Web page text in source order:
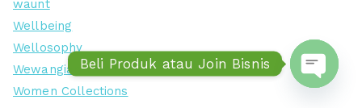
waunt
Wellbeing
Wellosophy
Wewangian Wanita
Women Collections
Beli Produk atau Join Bisnis